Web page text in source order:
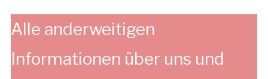
Alle anderweitigen
Informationen über uns und